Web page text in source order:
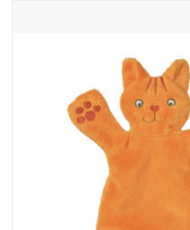
Schoenen en Tassen